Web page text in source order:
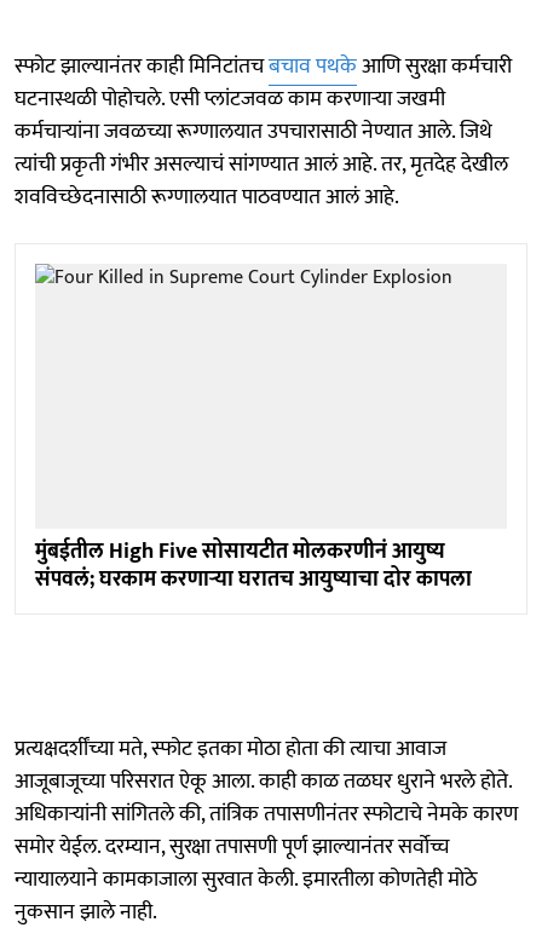
स्फोट झाल्यानंतर काही मिनिटांतचबचाव पथकेआणि सुरक्षा कर्मचारी
घटनास्थळी पोहोचले. एसी प्लांटजवळ काम करणाऱ्या जखमी
कर्मचाऱ्यांना जवळच्या रूग्णालयात उपचारासाठी नेण्यात आले. जिथे
त्यांची प्रकृती गंभीर असल्याचं सांगण्यात आलं आहे. तर, मृतदेह देखील
शवविच्छेदनासाठी रूग्णालयात पाठवण्यात आलं आहे.
मुंबईतील High Five सोसायटीत मोलकरणीनं आयुष्य
संपवलं; घरकाम करणाऱ्या घरातच आयुष्याचा दोर कापला
प्रत्यक्षदर्शींच्या मते, स्फोट इतका मोठा होता की त्याचा आवाज
आजूबाजूच्या परिसरात ऐकू आला. काही काळ तळघर धुराने भरले होते.
अधिकाऱ्यांनी सांगितले की, तांत्रिक तपासणीनंतर स्फोटाचे नेमके कारण
समोर येईल. दरम्यान, सुरक्षा तपासणी पूर्ण झाल्यानंतर सर्वोच्च
न्यायालयाने कामकाजाला सुरवात केली. इमारतीला कोणतेही मोठे
नुकसान झाले नाही.